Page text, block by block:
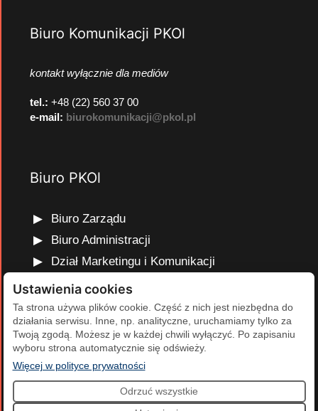
Biuro Komunikacji PKOl
kontakt wyłącznie dla mediów
tel.: +48 (22) 560 37 00
e-mail: biurokomunikacji@pkol.pl
Biuro PKOl
Biuro Zarządu
Biuro Administracji
Dział Marketingu i Komunikacji
Dział Edukacji Olimpijskiej
Dział Finansów i Kadr
Dział Projektów Olimpijskich
Dział Programów Rozwojowych
Ustawienia cookies
Ta strona używa plików cookie. Część z nich jest niezbędna do
działania serwisu. Inne, np. analityczne, uruchamiamy tylko za
Twoją zgodą. Możesz je w każdej chwili wyłączyć. Po zapisaniu
wyboru strona automatycznie się odświeży.
Więcej w polityce prywatności(otwiera się w nowej karcie)
Odrzuć wszystkie